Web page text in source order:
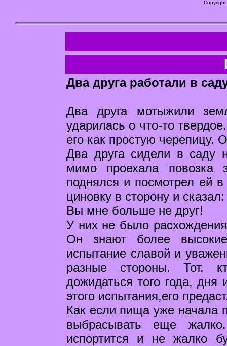
Два друга работали в
Два друга мотыжили
ударилась о что-то
его как простую черепицу.
Два друга сидели в саду
мимо проехала повозка
поднялся и посмотрел ей
циновку в сторону и сказал:
Вы мне больше не друг!
У них не было расхождения
Он знают более
испытание славой и
разные стороны. Тот,
дожидаться того года, дня
этого испытания,его
Как если пища уже начала
выбрасывать еще
испортится и не жалко